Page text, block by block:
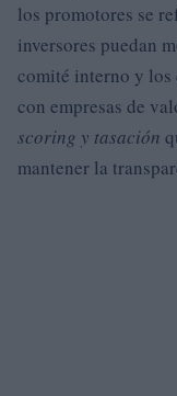
los promotores se
inversores puedan
comité interno y los
con empresas de
scoring y tasación
mantener la